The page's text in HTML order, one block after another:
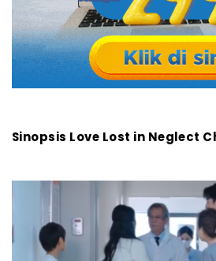
Sinopsis Love Lost in Neglect